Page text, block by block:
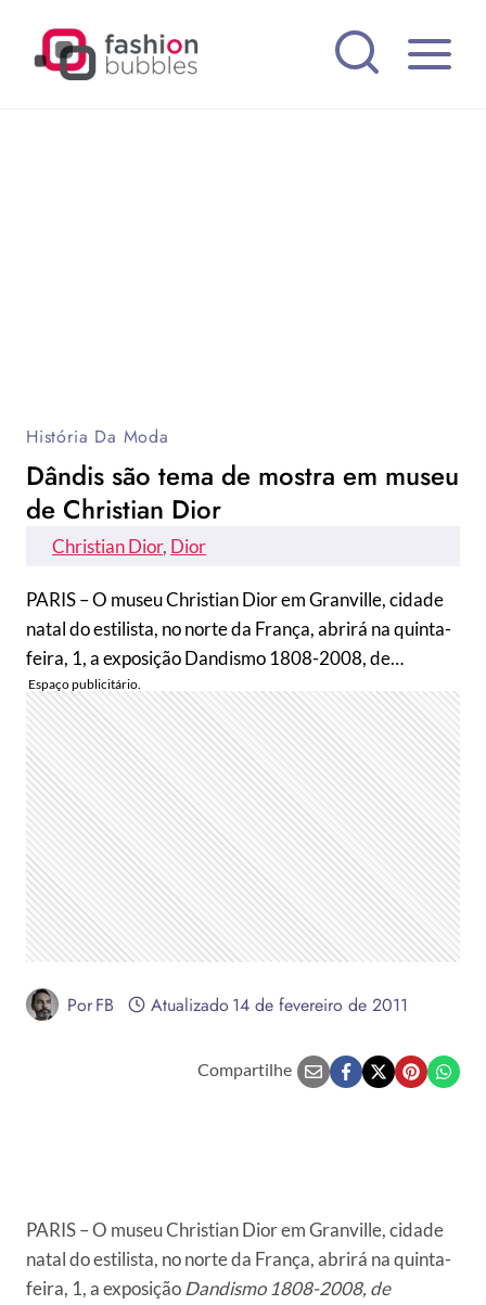
História Da Moda
Dândis são tema de mostra em museu
de Christian Dior
Christian Dior, Dior
PARIS – O museu Christian Dior em Granville, cidade
natal do estilista, no norte da França, abrirá na quinta-
feira, 1, a exposição Dandismo 1808-2008, de…
PorFB Atualizado14 de fevereiro de 2011
Compartilhe
PARIS – O museu Christian Dior em Granville, cidade
natal do estilista, no norte da França, abrirá na quinta-
feira, 1, a exposiçãoDandismo 1808-2008, de